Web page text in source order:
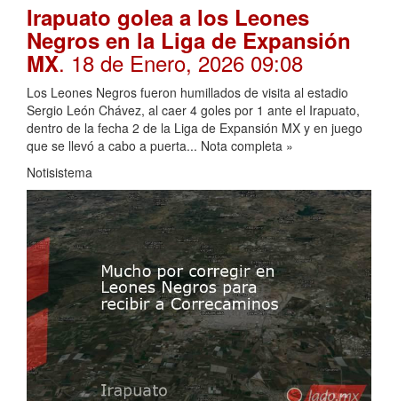
Irapuato golea a los Leones
Negros en la Liga de Expansión
MX. 18 de Enero, 2026 09:08
Los Leones Negros fueron humillados de visita al estadio
Sergio León Chávez, al caer 4 goles por 1 ante el Irapuato,
dentro de la fecha 2 de la Liga de Expansión MX y en juego
que se llevó a cabo a puerta... Nota completa »
Notisistema